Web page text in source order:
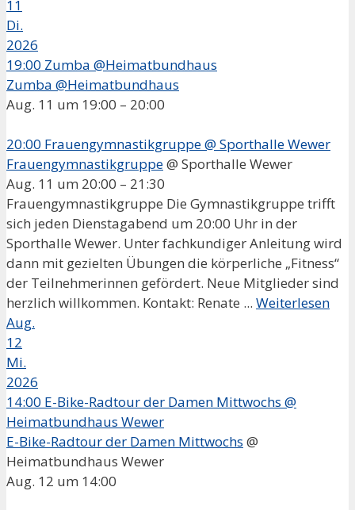
11
Di.
2026
19:00 Zumba @Heimatbundhaus
Zumba @Heimatbundhaus
Aug. 11 um 19:00 – 20:00
20:00 Frauengymnastikgruppe@ Sporthalle Wewer
Frauengymnastikgruppe@ Sporthalle Wewer
Aug. 11 um 20:00 – 21:30
Frauengymnastikgruppe Die Gymnastikgruppe trifft
sich jeden Dienstagabend um 20:00 Uhr in der
Sporthalle Wewer. Unter fachkundiger Anleitung wird
dann mit gezielten Übungen die körperliche „Fitness“
der Teilnehmerinnen gefördert. Neue Mitglieder sind
herzlich willkommen. Kontakt: Renate ... Weiterlesen
Aug.
12
Mi.
2026
14:00 E-Bike-Radtour der Damen Mittwochs @
Heimatbundhaus Wewer
E-Bike-Radtour der Damen Mittwochs @
Heimatbundhaus Wewer
Aug. 12 um 14:00